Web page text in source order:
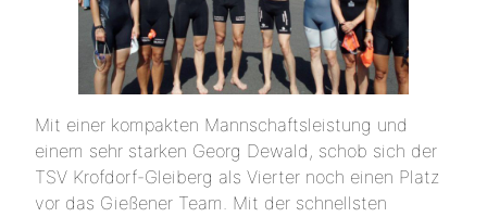
Mit einer kompakten Mannschaftsleistung und
einem sehr starken Georg Dewald, schob sich der
TSV Krofdorf-Gleiberg als Vierter noch einen Platz
vor das Gießener Team. Mit der schnellsten